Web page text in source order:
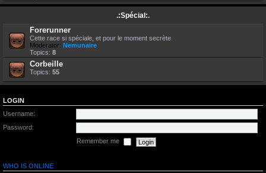
.:Spécial:.
Forerunner
Cette race si spéciale, et pour le moment secrète.
Moderator: Nemunaire
Topics: 8
Corbeille
Topics: 55
LOGIN
Username:
Password:
Remember me
WHO IS ONLINE